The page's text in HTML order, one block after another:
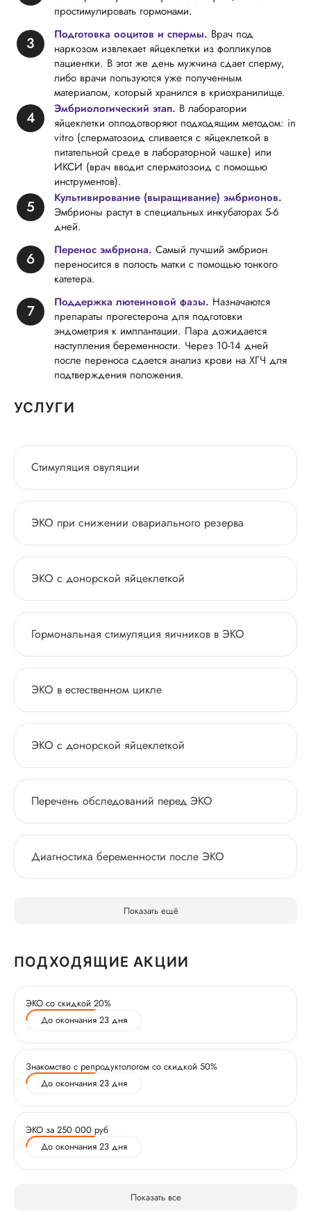
простимулировать гормонами.
Подготовка ооцитов и спермы. Врач под
наркозом извлекает яйцеклетки из фолликулов
пациентки. В этот же день мужчина сдает сперму,
либо врачи пользуются уже полученным
материалом, который хранился в криохранилище.
Эмбриологический этап. В лаборатории
яйцеклетки оплодотворяют подходящим методом: in
vitro (сперматозоид сливается с яйцеклеткой в
питательной среде в лабораторной чашке) или
ИКСИ (врач вводит сперматозоид с помощью
инструментов).
Культивирование (выращивание) эмбрионов.
Эмбрионы растут в специальных инкубаторах 5-6
дней.
Перенос эмбриона. Самый лучший эмбрион
переносится в полость матки с помощью тонкого
катетера.
Поддержка лютеиновой фазы. Назначаются
препараты прогестерона для подготовки
эндометрия к имплантации. Пара дожидается
наступления беременности. Через 10-14 дней
после переноса сдается анализ крови на ХГЧ для
подтверждения положения.
УСЛУГИ
Стимуляция овуляции
ЭКО при снижении овариального резерва
ЭКО с донорской яйцеклеткой
Гормональная стимуляция яичников в ЭКО
ЭКО в естественном цикле
ЭКО с донорской яйцеклеткой
Перечень обследований перед ЭКО
Диагностика беременности после ЭКО
Показать ещё
ПОДХОДЯЩИЕ АКЦИИ
ЭКО со скидкой 20%
До окончания 23 дня
Знакомство с репродуктологом со скидкой 50%
До окончания 23 дня
ЭКО за 250 000 руб
До окончания 23 дня
Показать все